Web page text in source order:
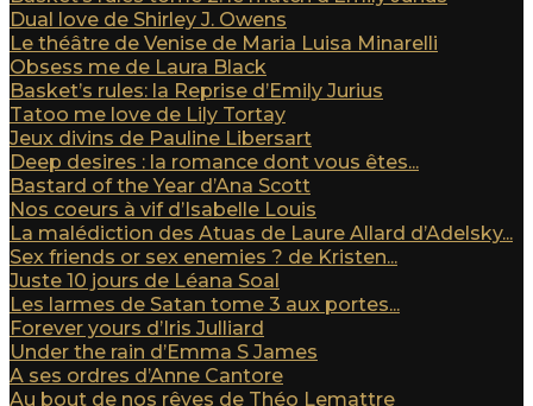
Dual love de Shirley J. Owens
Le théâtre de Venise de Maria Luisa Minarelli
Obsess me de Laura Black
Basket’s rules: la Reprise d’Emily Jurius
Tatoo me love de Lily Tortay
Jeux divins de Pauline Libersart
Deep desires : la romance dont vous êtes...
Bastard of the Year d’Ana Scott
Nos coeurs à vif d’Isabelle Louis
La malédiction des Atuas de Laure Allard d’Adelsky...
Sex friends or sex enemies ? de Kristen...
Juste 10 jours de Léana Soal
Les larmes de Satan tome 3 aux portes...
Forever yours d’Iris Julliard
Under the rain d’Emma S James
A ses ordres d’Anne Cantore
Au bout de nos rêves de Théo Lemattre